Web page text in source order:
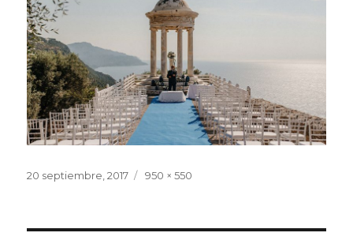
Publicado
20 septiembre, 2017
Tamaño
950 × 550